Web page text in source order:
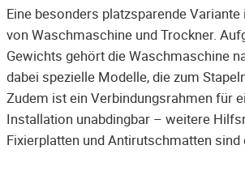
Eine besonders platzsparende
von Waschmaschine und Trockner.
Gewichts gehört die Waschmaschine
dabei spezielle Modelle, die zum
Zudem ist ein Verbindungsrahmen für
Installation unabdingbar – weitere
Fixierplatten und Antirutschmatten